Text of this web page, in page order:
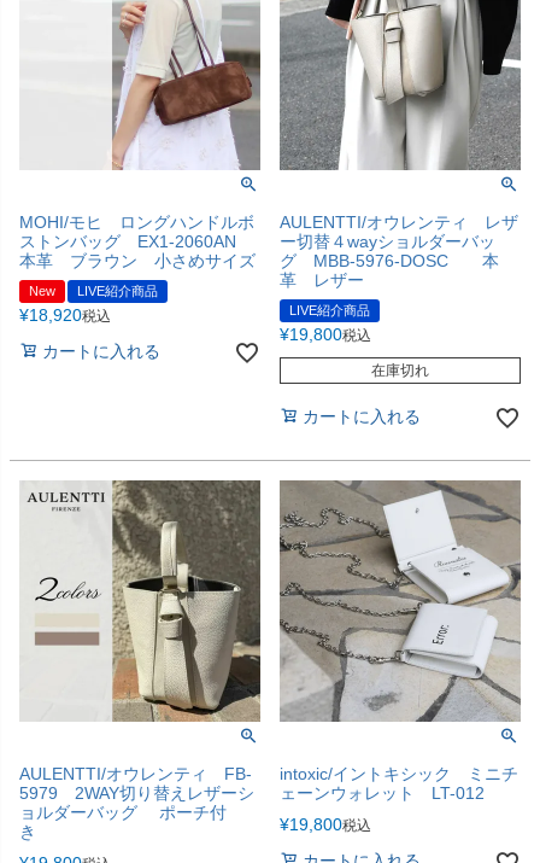
MOHI/モヒ ロングハンドルボ
ストンバッグ EX1-2060AN
本革 ブラウン 小さめサイズ
New LIVE紹介商品
¥18,920税込
カートに入れる
AULENTTI/オウレンティ レザ
ー切替４wayショルダーバッ
グ MBB-5976-DOSC 本
革 レザー
LIVE紹介商品
¥19,800税込
在庫切れ
カートに入れる
AULENTTI/オウレンティ FB-
5979 2WAY切り替えレザーシ
ョルダーバッグ ポーチ付
き
intoxic/イントキシック ミニチ
ェーンウォレット LT-012
¥19,800税込